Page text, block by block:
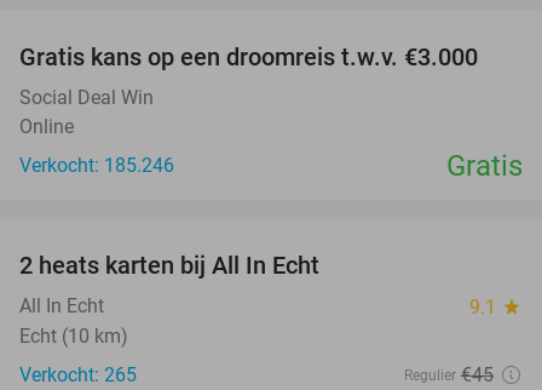
Gratis kans op een droomreis t.w.v. €3.000
Social Deal Win
Online
Verkocht: 185.246
Gratis
2 heats karten bij All In Echt
All In Echt 9.1 star
Echt (10 km)
Verkocht: 265
Regulier €45